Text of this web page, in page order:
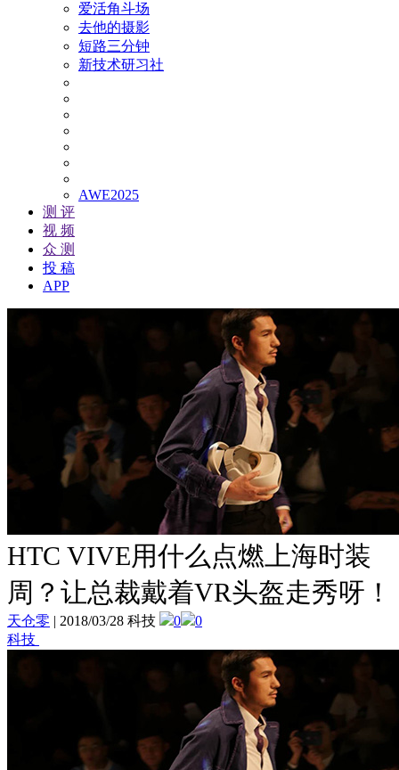
爱活角斗场
去他的摄影
短路三分钟
新技术研习社
AWE2025
测 评
视 频
众 测
投 稿
APP
HTC VIVE用什么点燃上海时装
周？让总裁戴着VR头盔走秀呀！
天仓零 | 2018/03/28 科技 0
0
科技